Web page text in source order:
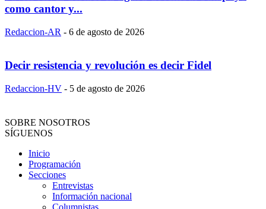
como cantor y...
Redaccion-AR - 6 de agosto de 2026
Decir resistencia y revolución es decir Fidel
Redaccion-HV - 5 de agosto de 2026
SOBRE NOSOTROS
SÍGUENOS
Inicio
Programación
Secciones
Entrevistas
Información nacional